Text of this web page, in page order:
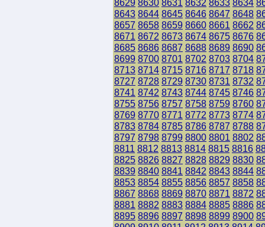
8629 8630 8631 8632 8633 8634
8643 8644 8645 8646 8647 8648
8657 8658 8659 8660 8661 8662
8671 8672 8673 8674 8675 8676
8685 8686 8687 8688 8689 8690
8699 8700 8701 8702 8703 8704
8713 8714 8715 8716 8717 8718
8727 8728 8729 8730 8731 8732
8741 8742 8743 8744 8745 8746
8755 8756 8757 8758 8759 8760
8769 8770 8771 8772 8773 8774
8783 8784 8785 8786 8787 8788
8797 8798 8799 8800 8801 8802
8811 8812 8813 8814 8815 8816
8825 8826 8827 8828 8829 8830
8839 8840 8841 8842 8843 8844
8853 8854 8855 8856 8857 8858
8867 8868 8869 8870 8871 8872
8881 8882 8883 8884 8885 8886
8895 8896 8897 8898 8899 8900